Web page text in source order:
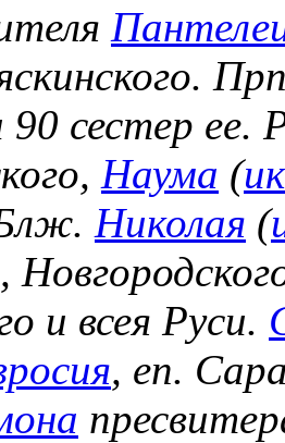
90 сестер ее.
Наума (
Николая (
и всея Руси.
, еп.